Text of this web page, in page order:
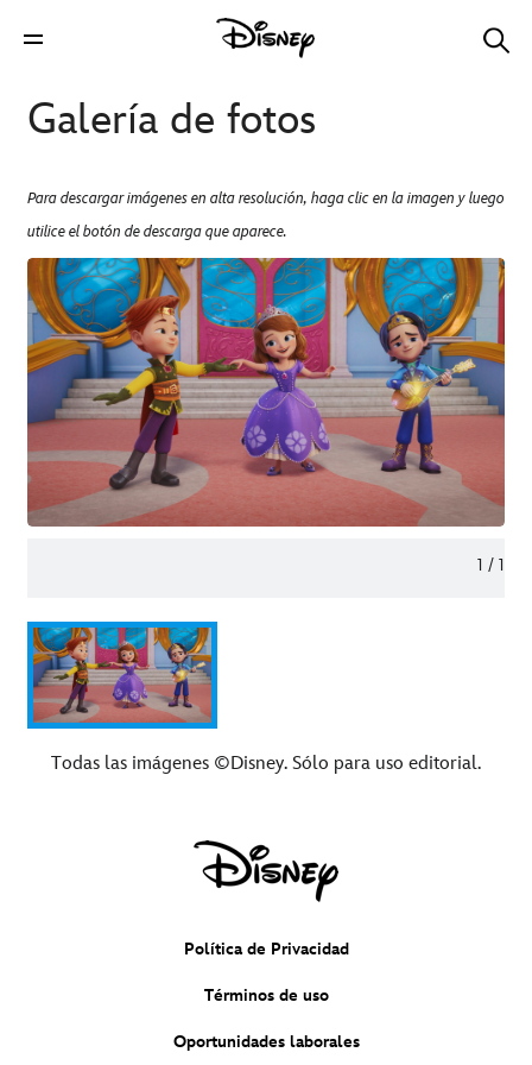
Galería de fotos
Para descargar imágenes en alta resolución, haga clic en la imagen y luego
utilice el botón de descarga que aparece.
1 / 1
Todas las imágenes ©Disney. Sólo para uso editorial.
Política de Privacidad
Términos de uso
Oportunidades laborales